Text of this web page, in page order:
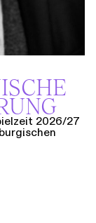
2026/27